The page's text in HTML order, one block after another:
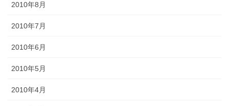
2010年8月
2010年7月
2010年6月
2010年5月
2010年4月